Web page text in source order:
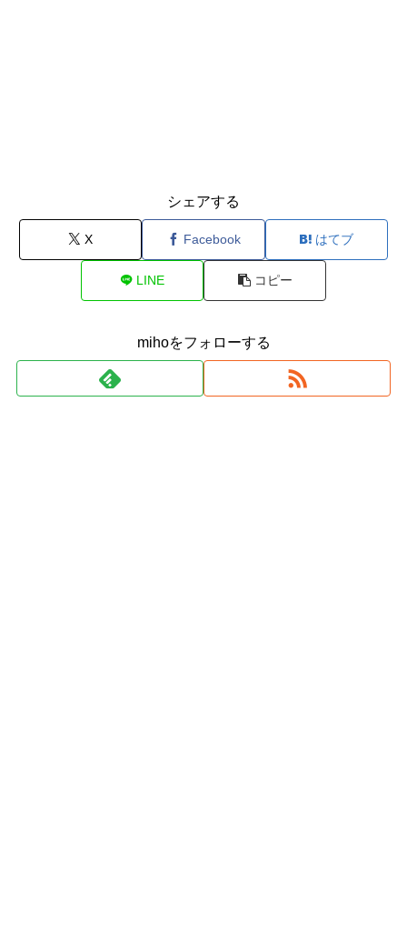
シェアする
X Facebook はてブ
LINE コピー
mihoをフォローする